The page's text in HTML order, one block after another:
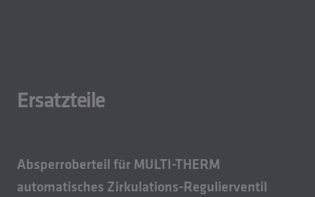
Ersatzteile
Absperroberteil für MULTI-THERM
automatisches Zirkulations-Regulierventil